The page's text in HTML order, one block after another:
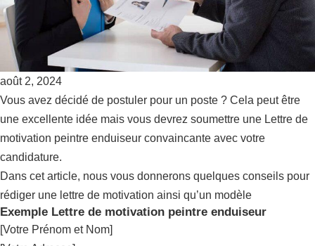
août 2, 2024
Vous avez décidé de postuler pour un poste ? Cela peut être
une excellente idée mais vous devrez soumettre une Lettre de
motivation peintre enduiseur convaincante avec votre
candidature.
Dans cet article, nous vous donnerons quelques conseils pour
rédiger une lettre de motivation ainsi qu’un modèle
Exemple Lettre de motivation peintre enduiseur
[Votre Prénom et Nom]